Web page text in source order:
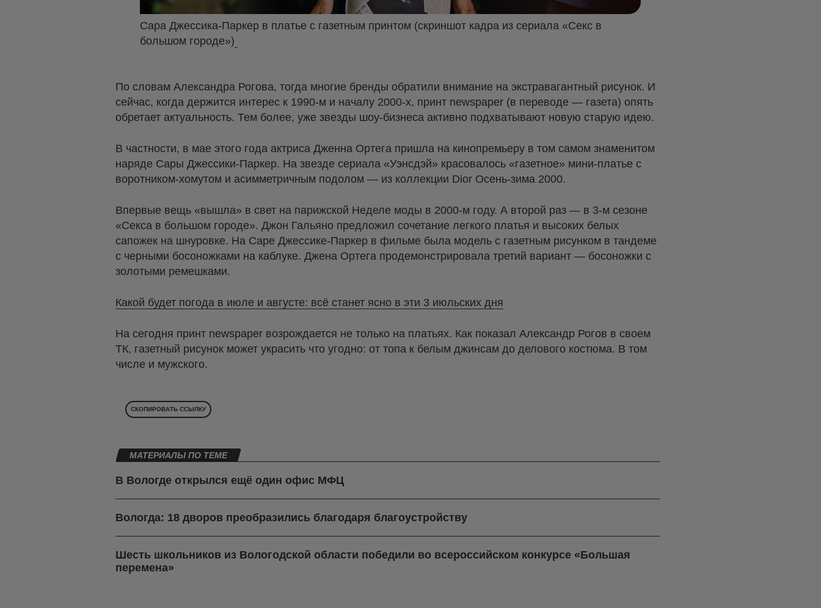
Сара Джессика-Паркер в платье с газетным принтом (скриншот кадра из сериала «Секс в
большом городе»)
По словам Александра Рогова, тогда многие бренды обратили внимание на экстравагантный рисунок. И
сейчас, когда держится интерес к 1990-м и началу 2000-х, принт newspaper (в переводе — газета) опять
обретает актуальность. Тем более, уже звезды шоу-бизнеса активно подхватывают новую старую идею.
В частности, в мае этого года актриса Дженна Ортега пришла на кинопремьеру в том самом знаменитом
наряде Сары Джессики-Паркер. На звезде сериала «Уэнсдэй» красовалось «газетное» мини-платье с
воротником-хомутом и асимметричным подолом — из коллекции Dior Осень-зима 2000.
Впервые вещь «вышла» в свет на парижской Неделе моды в 2000-м году. А второй раз — в 3-м сезоне
«Секса в большом городе». Джон Гальяно предложил сочетание легкого платья и высоких белых
сапожек на шнуровке. На Саре Джессике-Паркер в фильме была модель с газетным рисунком в тандеме
с черными босоножками на каблуке. Джена Ортега продемонстрировала третий вариант — босоножки с
золотыми ремешками.
Какой будет погода в июле и августе: всё станет ясно в эти 3 июльских дня
На сегодня принт newspaper возрождается не только на платьях. Как показал Александр Рогов в своем
ТК, газетный рисунок может украсить что угодно: от топа к белым джинсам до делового костюма. В том
числе и мужского.
СКОПИРОВАТЬ ССЫЛКУ
МАТЕРИАЛЫ ПО ТЕМЕ
В Вологде открылся ещё один офис МФЦ
Вологда: 18 дворов преобразились благодаря благоустройству
Шесть школьников из Вологодской области победили во всероссийском конкурсе «Большая
перемена»